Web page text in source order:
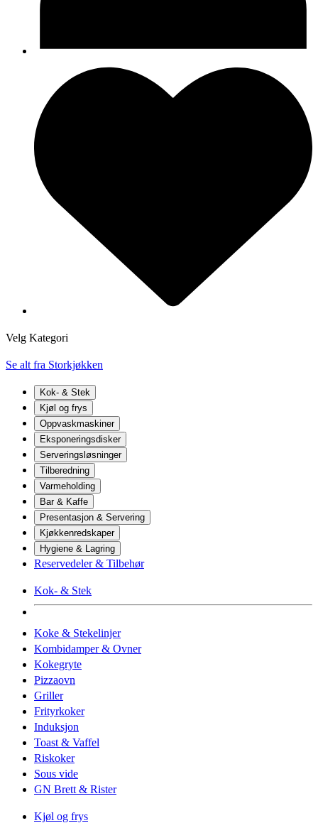
Velg Kategori
Se alt fra Storkjøkken
Kok- & Stek
Kjøl og frys
Oppvaskmaskiner
Eksponeringsdisker
Serveringsløsninger
Tilberedning
Varmeholding
Bar & Kaffe
Presentasjon & Servering
Kjøkkenredskaper
Hygiene & Lagring
Reservedeler & Tilbehør
Kok- & Stek
Koke & Stekelinjer
Kombidamper & Ovner
Kokegryte
Pizzaovn
Griller
Frityrkoker
Induksjon
Toast & Vaffel
Riskoker
Sous vide
GN Brett & Rister
Kjøl og frys